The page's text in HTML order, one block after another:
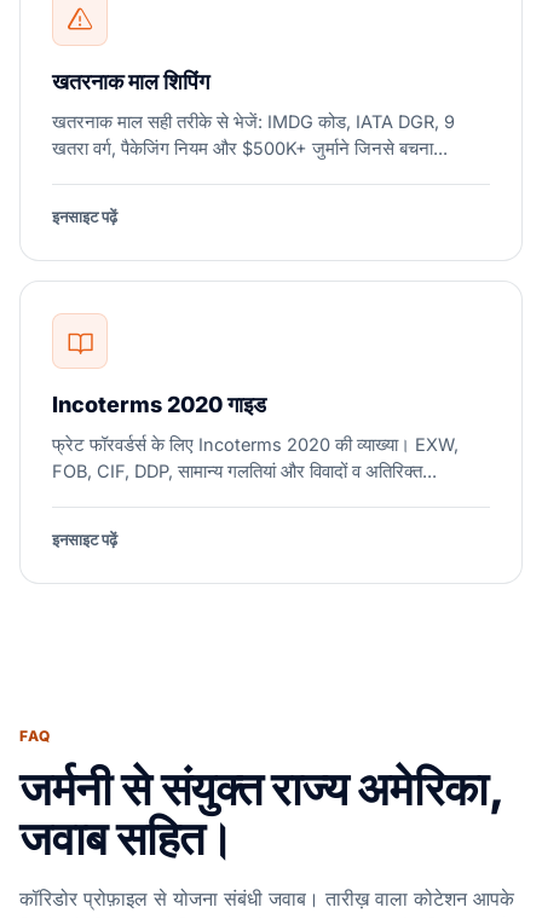
खतरनाक माल शिपिंग
खतरनाक माल सही तरीके से भेजें: IMDG कोड, IATA DGR, 9
खतरा वर्ग, पैकेजिंग नियम और $500K+ जुर्माने जिनसे बचना...
इनसाइट पढ़ें
Incoterms 2020 गाइड
फ्रेट फॉरवर्डर्स के लिए Incoterms 2020 की व्याख्या। EXW,
FOB, CIF, DDP, सामान्य गलतियां और विवादों व अतिरिक्त...
इनसाइट पढ़ें
FAQ
जर्मनी से संयुक्त राज्य अमेरिका,
जवाब सहित।
कॉरिडोर प्रोफ़ाइल से योजना संबंधी जवाब। तारीख़ वाला कोटेशन आपके